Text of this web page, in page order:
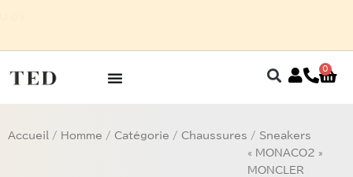
0
Accueil / Homme / Catégorie / Chaussures / Sneakers
« MONACO2 »
MONCLER